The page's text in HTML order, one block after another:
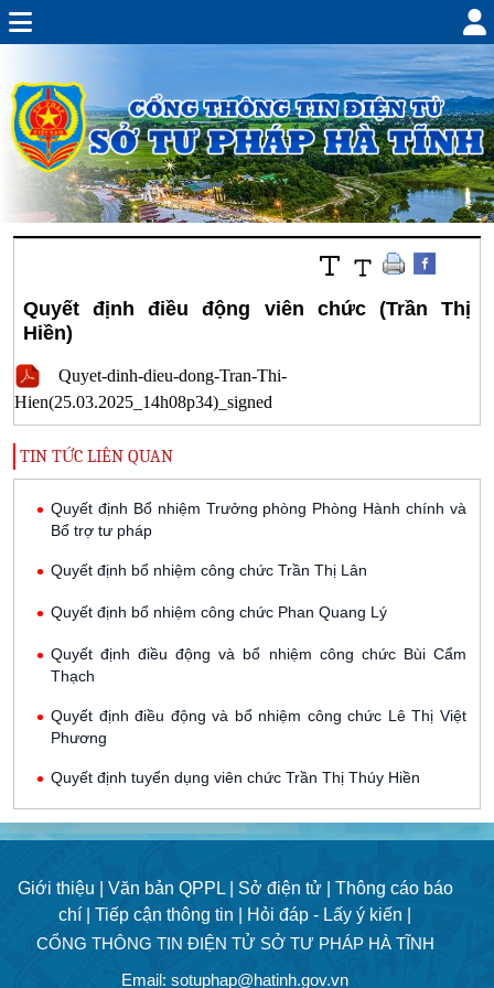
Quyết định điều động viên chức (Trần Thị
Hiền)
Quyet-dinh-dieu-dong-Tran-Thi-
Hien(25.03.2025_14h08p34)_signed
TIN TỨC LIÊN QUAN
Quyết định Bổ nhiệm Trưởng phòng Phòng Hành chính và
Bổ trợ tư pháp
Quyết định bổ nhiệm công chức Trần Thị Lân
Quyết định bổ nhiệm công chức Phan Quang Lý
Quyết định điều động và bổ nhiệm công chức Bùi Cẩm
Thạch
Quyết định điều động và bổ nhiệm công chức Lê Thị Việt
Phương
Quyết định tuyển dụng viên chức Trần Thị Thúy Hiền
Giới thiệu | Văn bản QPPL | Sở điện tử |
Thông cáo báo
chí |
Tiếp cận thông tin |
Hỏi đáp - Lấy ý kiến |
CỔNG THÔNG TIN ĐIỆN TỬ SỞ TƯ PHÁP HÀ TĨNH
Email: sotuphap@hatinh.gov.vn